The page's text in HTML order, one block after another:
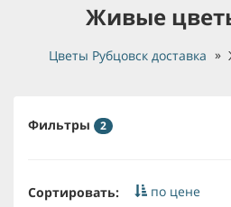
Живые
Цветы Рубцовск доставка
Фильтры 2
Сортировать: по цене